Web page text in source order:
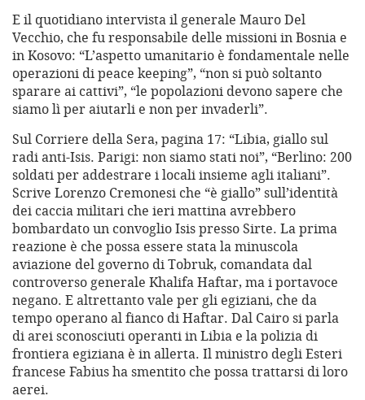
E il quotidiano intervista il generale Mauro Del
Vecchio, che fu responsabile delle missioni in Bosnia e
in Kosovo: “L’aspetto umanitario è fondamentale nelle
operazioni di peace keeping”, “non si può soltanto
sparare ai cattivi”, “le popolazioni devono sapere che
siamo lì per aiutarli e non per invaderli”.
Sul Corriere della Sera, pagina 17: “Libia, giallo sul
radi anti-Isis. Parigi: non siamo stati noi”, “Berlino: 200
soldati per addestrare i locali insieme agli italiani”.
Scrive Lorenzo Cremonesi che “è giallo” sull’identità
dei caccia militari che ieri mattina avrebbero
bombardato un convoglio Isis presso Sirte. La prima
reazione è che possa essere stata la minuscola
aviazione del governo di Tobruk, comandata dal
controverso generale Khalifa Haftar, ma i portavoce
negano. E altrettanto vale per gli egiziani, che da
tempo operano al fianco di Haftar. Dal Cairo si parla
di arei sconosciuti operanti in Libia e la polizia di
frontiera egiziana è in allerta. Il ministro degli Esteri
francese Fabius ha smentito che possa trattarsi di loro
aerei.